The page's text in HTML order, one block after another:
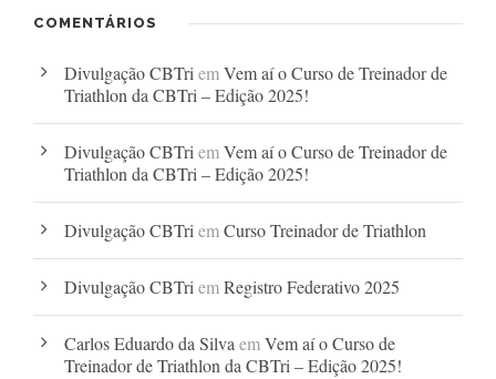
COMENTÁRIOS
Divulgação CBTriemVem aí o Curso de Treinador de
Triathlon da CBTri – Edição 2025!
Divulgação CBTriemVem aí o Curso de Treinador de
Triathlon da CBTri – Edição 2025!
Divulgação CBTriemCurso Treinador de Triathlon
Divulgação CBTriemRegistro Federativo 2025
Carlos Eduardo da SilvaemVem aí o Curso de
Treinador de Triathlon da CBTri – Edição 2025!